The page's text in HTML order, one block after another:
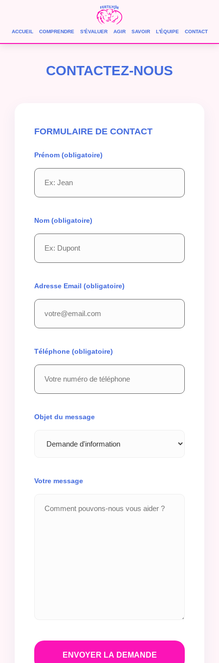
ACCUEIL COMPRENDRE S'ÉVALUER AGIR SAVOIR L'ÉQUIPE CONTACT
CONTACTEZ-NOUS
FORMULAIRE DE CONTACT
Prénom (obligatoire)
Nom (obligatoire)
Adresse Email (obligatoire)
Téléphone (obligatoire)
Objet du message
Votre message